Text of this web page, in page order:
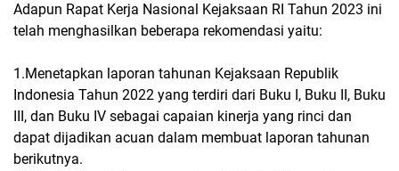
Adapun Rapat Kerja Nasional Kejaksaan RI Tahun 2023 ini
telah menghasilkan beberapa rekomendasi yaitu:
1.Menetapkan laporan tahunan Kejaksaan Republik
Indonesia Tahun 2022 yang terdiri dari Buku I, Buku II, Buku
III, dan Buku IV sebagai capaian kinerja yang rinci dan
dapat dijadikan acuan dalam membuat laporan tahunan
berikutnya.